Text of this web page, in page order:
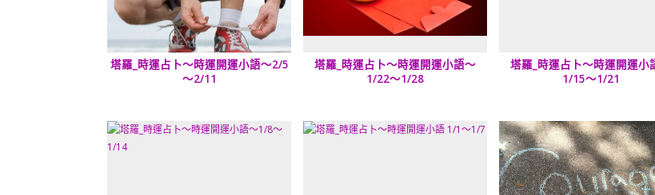
塔羅_時運占卜～時運開運小語～2/5
～2/11
塔羅_時運占卜～時運開運小語～
1/22～1/28
塔羅_時運占卜～時運開運小
1/15～1/21